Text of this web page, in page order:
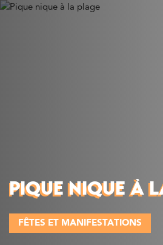
PIQUE NIQUE À
FÊTES ET MANIFESTATIONS